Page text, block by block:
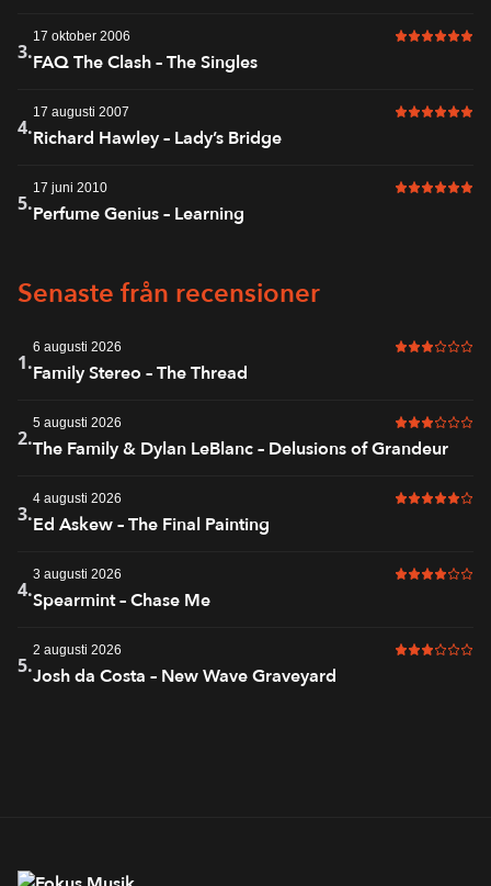
3.
17 oktober 2006 6 av 6 i
FAQ The Clash – The Singles
4.
17 augusti 2007 6 av 6 i
Richard Hawley – Lady’s Bridge
5.
17 juni 2010 6 av 6 i
Perfume Genius – Learning
Senaste från recensioner
1.
6 augusti 2026 3 av 6 i
Family Stereo – The Thread
2.
5 augusti 2026 3 av 6 i
The Family & Dylan LeBlanc – Delusions of Grandeur
3.
4 augusti 2026 5 av 6 i
Ed Askew – The Final Painting
4.
3 augusti 2026 4 av 6 i
Spearmint – Chase Me
5.
2 augusti 2026 3 av 6 i
Josh da Costa – New Wave Graveyard